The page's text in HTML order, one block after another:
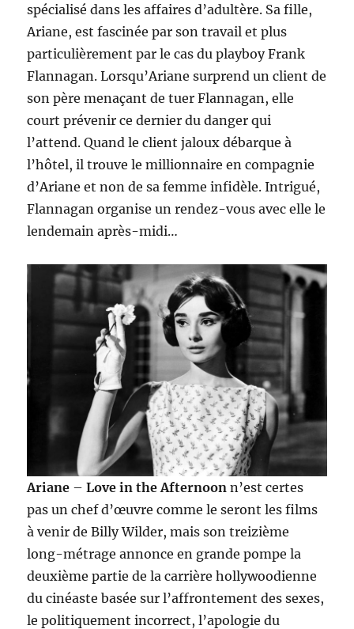
spécialisé dans les affaires d’adultère. Sa fille,
Ariane, est fascinée par son travail et plus
particulièrement par le cas du playboy Frank
Flannagan. Lorsqu’Ariane surprend un client de
son père menaçant de tuer Flannagan, elle
court prévenir ce dernier du danger qui
l’attend. Quand le client jaloux débarque à
l’hôtel, il trouve le millionnaire en compagnie
d’Ariane et non de sa femme infidèle. Intrigué,
Flannagan organise un rendez-vous avec elle le
lendemain après-midi…
Ariane –Love in the Afternoon n’est certes
pas un chef d’œuvre comme le seront les films
à venir de Billy Wilder, mais son treizième
long-métrage annonce en grande pompe la
deuxième partie de la carrière hollywoodienne
du cinéaste basée sur l’affrontement des sexes,
le politiquement incorrect, l’apologie du